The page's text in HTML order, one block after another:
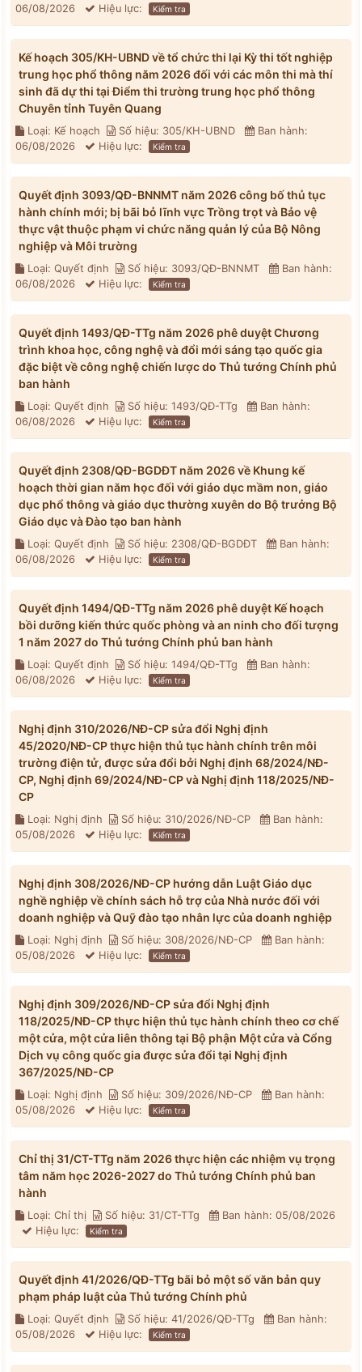
06/08/2026
Hiệu lực: Kiểm tra
Kế hoạch 305/KH-UBND về tổ chức thi lại Kỳ thi tốt nghiệp
trung học phổ thông năm 2026 đối với các môn thi mà thí
sinh đã dự thi tại Điểm thi trường trung học phổ thông
Chuyên tỉnh Tuyên Quang
Loại: Kế hoạch Số hiệu: 305/KH-UBND
Ban hành:
06/08/2026
Hiệu lực: Kiểm tra
Quyết định 3093/QĐ-BNNMT năm 2026 công bố thủ tục
hành chính mới; bị bãi bỏ lĩnh vực Trồng trọt và Bảo vệ
thực vật thuộc phạm vi chức năng quản lý của Bộ Nông
nghiệp và Môi trường
Loại: Quyết định Số hiệu: 3093/QĐ-BNNMT
Ban hành:
06/08/2026
Hiệu lực: Kiểm tra
Quyết định 1493/QĐ-TTg năm 2026 phê duyệt Chương
trình khoa học, công nghệ và đổi mới sáng tạo quốc gia
đặc biệt về công nghệ chiến lược do Thủ tướng Chính phủ
ban hành
Loại: Quyết định Số hiệu: 1493/QĐ-TTg
Ban hành:
06/08/2026
Hiệu lực: Kiểm tra
Quyết định 2308/QĐ-BGDĐT năm 2026 về Khung kế
hoạch thời gian năm học đối với giáo dục mầm non, giáo
dục phổ thông và giáo dục thường xuyên do Bộ trưởng Bộ
Giáo dục và Đào tạo ban hành
Loại: Quyết định Số hiệu: 2308/QĐ-BGDĐT
Ban hành:
06/08/2026
Hiệu lực: Kiểm tra
Quyết định 1494/QĐ-TTg năm 2026 phê duyệt Kế hoạch
bồi dưỡng kiến thức quốc phòng và an ninh cho đối tượng
1 năm 2027 do Thủ tướng Chính phủ ban hành
Loại: Quyết định Số hiệu: 1494/QĐ-TTg
Ban hành:
06/08/2026
Hiệu lực: Kiểm tra
Nghị định 310/2026/NĐ-CP sửa đổi Nghị định
45/2020/NĐ-CP thực hiện thủ tục hành chính trên môi
trường điện tử, được sửa đổi bởi Nghị định 68/2024/NĐ-
CP, Nghị định 69/2024/NĐ-CP và Nghị định 118/2025/NĐ-
CP
Loại: Nghị định Số hiệu: 310/2026/NĐ-CP
Ban hành:
05/08/2026
Hiệu lực: Kiểm tra
Nghị định 308/2026/NĐ-CP hướng dẫn Luật Giáo dục
nghề nghiệp về chính sách hỗ trợ của Nhà nước đối với
doanh nghiệp và Quỹ đào tạo nhân lực của doanh nghiệp
Loại: Nghị định Số hiệu: 308/2026/NĐ-CP
Ban hành:
05/08/2026
Hiệu lực: Kiểm tra
Nghị định 309/2026/NĐ-CP sửa đổi Nghị định
118/2025/NĐ-CP thực hiện thủ tục hành chính theo cơ chế
một cửa, một cửa liên thông tại Bộ phận Một cửa và Cổng
Dịch vụ công quốc gia được sửa đổi tại Nghị định
367/2025/NĐ-CP
Loại: Nghị định Số hiệu: 309/2026/NĐ-CP
Ban hành:
05/08/2026
Hiệu lực: Kiểm tra
Chỉ thị 31/CT-TTg năm 2026 thực hiện các nhiệm vụ trọng
tâm năm học 2026-2027 do Thủ tướng Chính phủ ban
hành
Loại: Chỉ thị Số hiệu: 31/CT-TTg
Ban hành: 05/08/2026
Hiệu lực:
Kiểm tra
Quyết định 41/2026/QĐ-TTg bãi bỏ một số văn bản quy
phạm pháp luật của Thủ tướng Chính phủ
Loại: Quyết định Số hiệu: 41/2026/QĐ-TTg
Ban hành:
05/08/2026
Hiệu lực: Kiểm tra